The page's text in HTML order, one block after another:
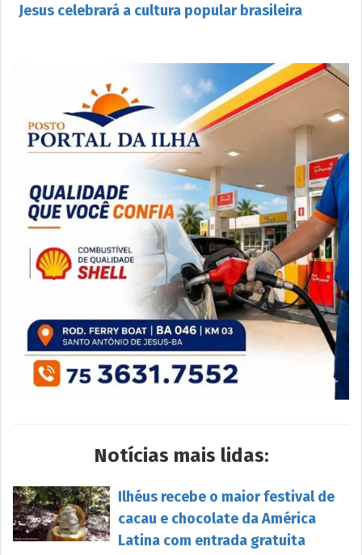
Jesus celebrará a cultura popular brasileira
Notícias mais lidas:
Ilhéus recebe o maior festival de
cacau e chocolate da América
Latina com entrada gratuita